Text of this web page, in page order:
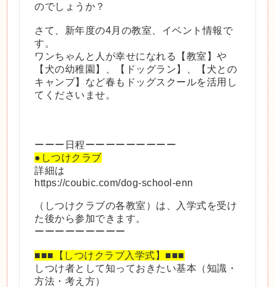
のでしょうか？
さて、新年度の4月の教室、イベント情報で
す。
ワンちゃんと人が幸せになれる【教室】や
【犬の幼稚園】、【ドッグラン】、【犬との
キャンプ】など春もドッグスクールを活用し
てくださいませ。
ーーー日程ーーーーーーーーー
●しつけクラブ
詳細は
https://coubic.com/dog-school-enn
（しつけクラブの各教室）は、入学式を受け
た後から参加できます。
ーーーーーーーーー
■■■【しつけクラブ入学式】■■■
しつけ者として知っておきたい基本（知識・
方法・考え方）